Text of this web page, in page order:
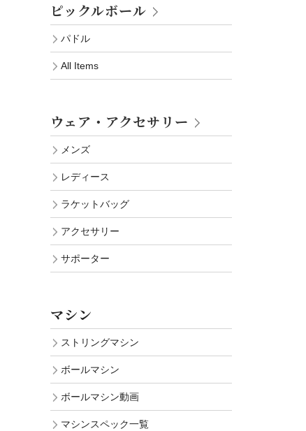
ピックルボール
パドル
All Items
ウェア・アクセサリー
メンズ
レディース
ラケットバッグ
アクセサリー
サポーター
マシン
ストリングマシン
ボールマシン
ボールマシン動画
マシンスペック一覧